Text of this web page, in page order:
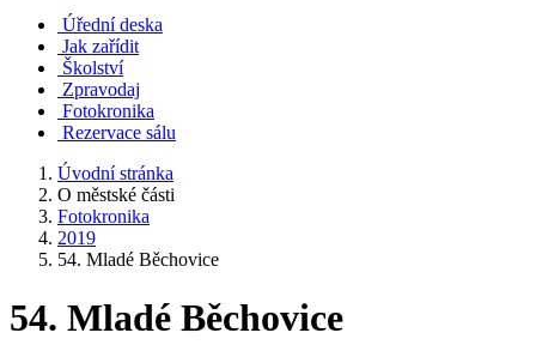
Úřední deska
Jak zařídit
Školství
Zpravodaj
Fotokronika
Rezervace sálu
Úvodní stránka
O městské části
Fotokronika
2019
54. Mladé Běchovice
54. Mladé Běchovice